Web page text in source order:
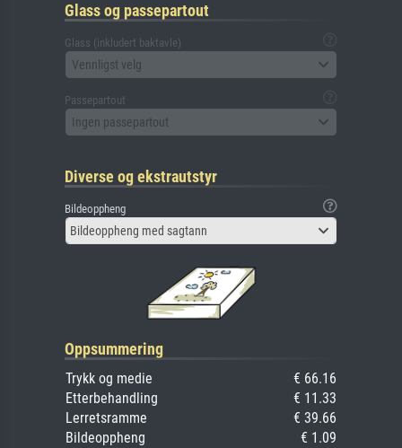
Glass og passepartout
Glass (inkludert baktavle)
Vennligst velg
Passepartout
Ingen passepartout
Diverse og ekstrautstyr
Bildeoppheng
Bildeoppheng med sagtann
Oppsummering
Trykk og medie
€ 66.16
Etterbehandling
€ 11.33
Lerretsramme
€ 39.66
Bildeoppheng
€ 1.09